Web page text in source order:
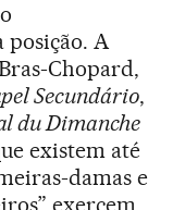
posição. A
Chopard,
Secundário,
du Dimanche
existem até
damas e
exercem